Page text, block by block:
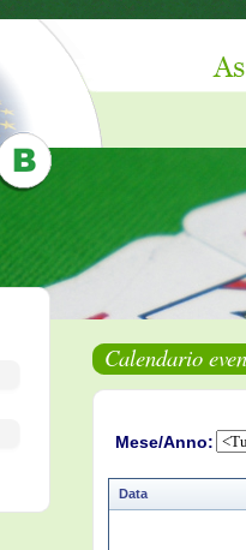
Calendario
Mese/Anno:
Data